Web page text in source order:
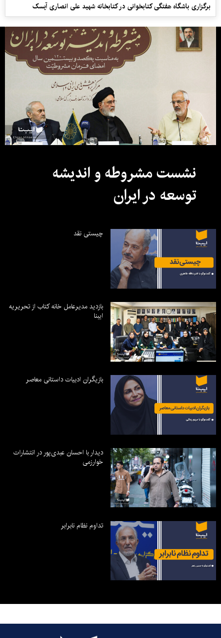
برگزاری باشگاه هفتگی کتابخوانی در کتابخانه شهید علی انصاری آیسک
نشست مشروطه و اندیشه
توسعه در ایران
چیستی نقد
بازدید مدیرعامل خانه کتاب از تحریریه
ایبنا
بازیگران ادبیات داستانی معاصر
دیدار با احسان عبدی‌پور در انتشارات
خوارزمی
تداوم نظام نابرابر